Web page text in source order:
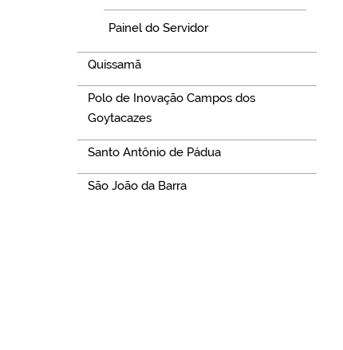
Painel do Servidor
Quissamã
Polo de Inovação Campos dos
Goytacazes
Santo Antônio de Pádua
São João da Barra